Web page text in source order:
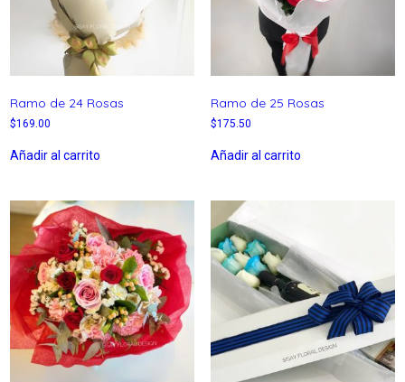
Ramo de 24 Rosas
$169.00
Añadir al carrito
Ramo de 25 Rosas
$175.50
Añadir al carrito